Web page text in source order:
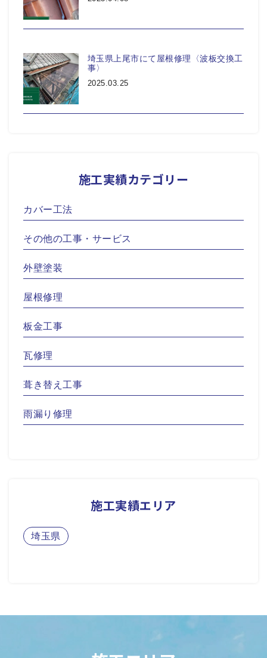
埼玉県上尾市にて屋根修理〈波板交換工
事〉
2025.03.25
施工実績カテゴリー
カバー工法
その他の工事・サービス
外壁塗装
屋根修理
板金工事
瓦修理
葺き替え工事
雨漏り修理
施工実績エリア
埼玉県